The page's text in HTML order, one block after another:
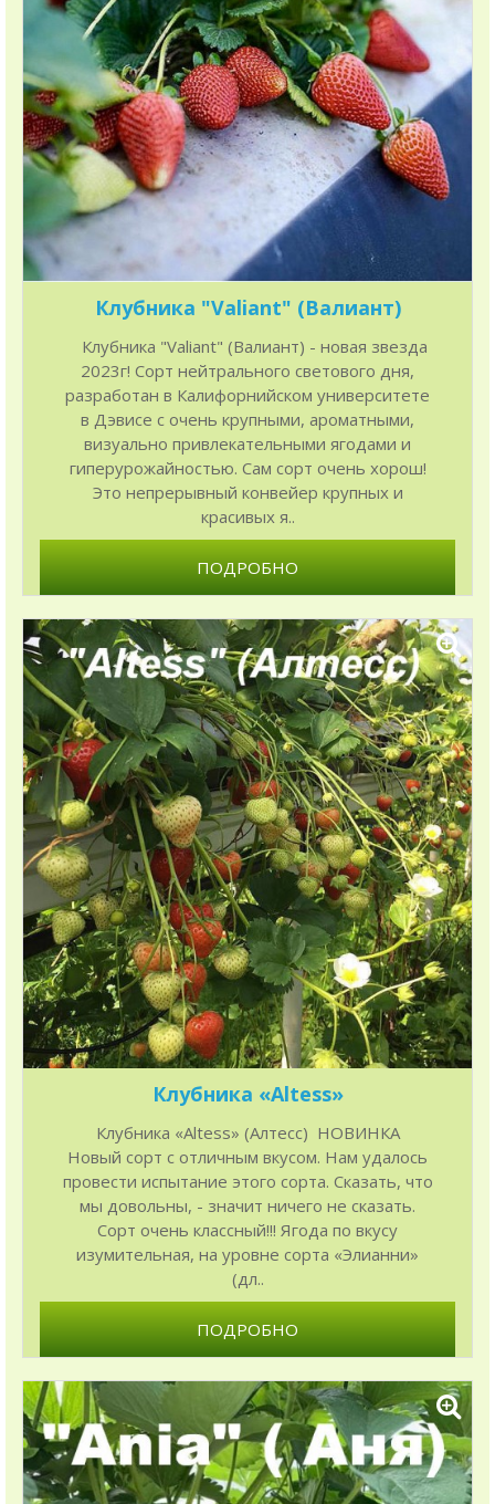
Клубника "Valiant" (Валиант)
Клубника "Valiant" (Валиант) - новая звезда
2023г! Сорт нейтрального светового дня,
разработан в Калифорнийском университете
в Дэвисе с очень крупными, ароматными,
визуально привлекательными ягодами и
гиперурожайностью. Сам сорт очень хорош!
Это непрерывный конвейер крупных и
красивых я..
ПОДРОБНО
Клубника «Altess»
Клубника «Altess» (Алтесс) НОВИНКА
Новый сорт с отличным вкусом. Нам удалось
провести испытание этого сорта. Сказать, что
мы довольны, - значит ничего не сказать.
Сорт очень классный!!! Ягода по вкусу
изумительная, на уровне сорта «Элианни»
(дл..
ПОДРОБНО